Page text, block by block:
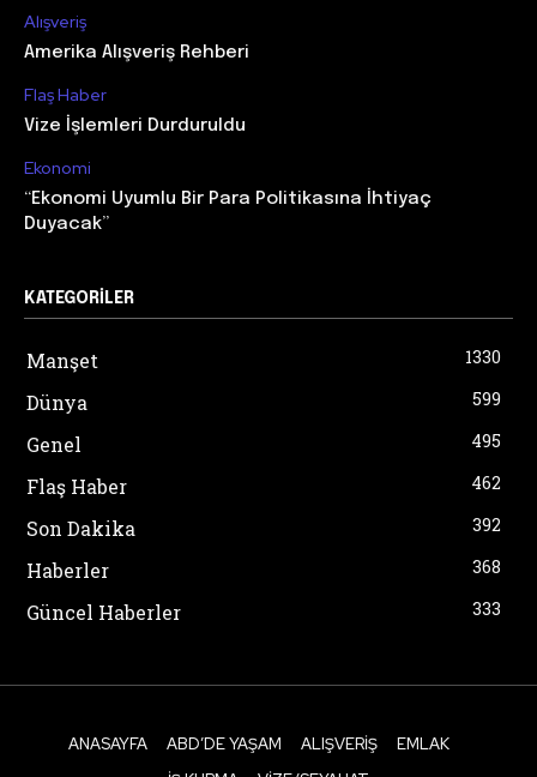
Alışveriş
Amerika Alışveriş Rehberi
Flaş Haber
Vize İşlemleri Durduruldu
Ekonomi
“Ekonomi Uyumlu Bir Para Politikasına İhtiyaç
Duyacak”
KATEGORILER
Manşet 1330
Dünya 599
Genel 495
Flaş Haber 462
Son Dakika 392
Haberler 368
Güncel Haberler 333
ANASAYFA ABD’DE YAŞAM ALIŞVERIŞ
EMLAK